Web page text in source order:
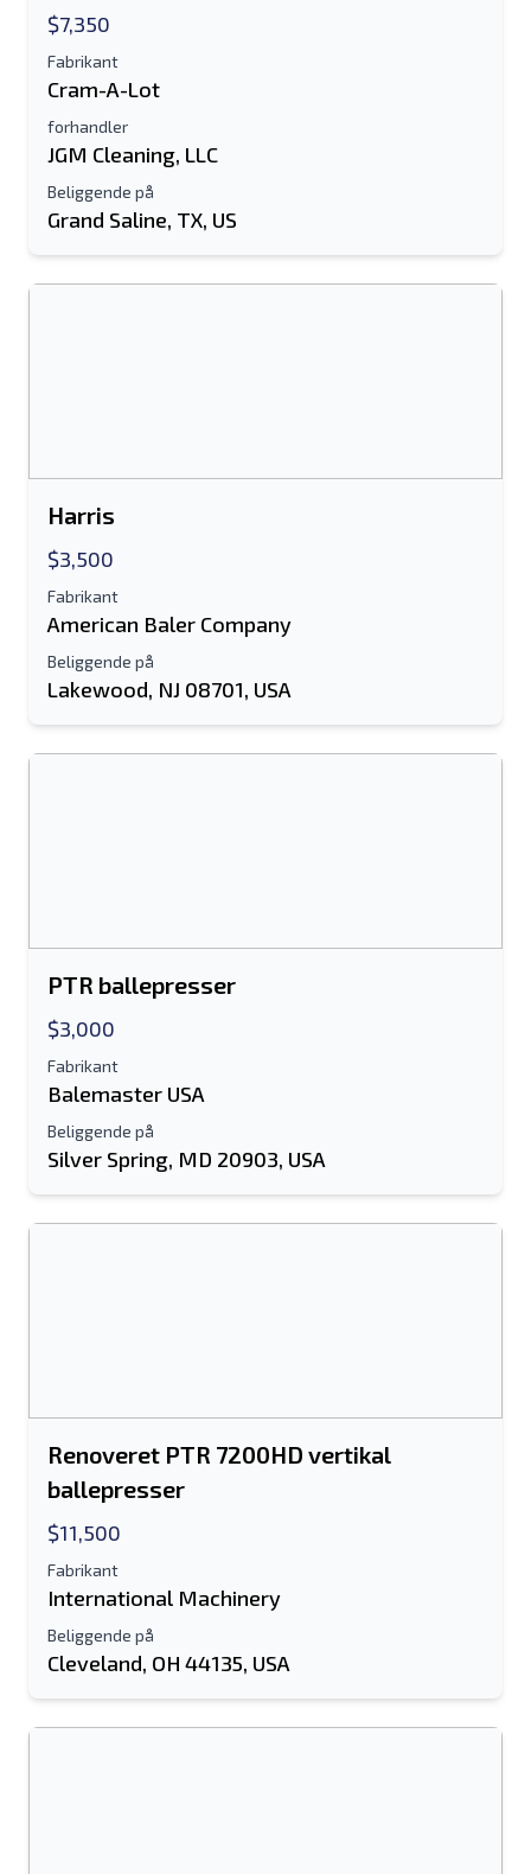
Send a Message
Fulde navn
Email adresse
$7,350
Fabrikant
Cram-A-Lot
forhandler
JGM Cleaning, LLC
Beliggende på
Grand Saline, TX, US
Harris
$3,500
Fabrikant
American Baler Company
Beliggende på
Lakewood, NJ 08701, USA
PTR ballepresser
$3,000
Fabrikant
Balemaster USA
Beliggende på
Silver Spring, MD 20903, USA
Renoveret PTR 7200HD vertikal
ballepresser
$11,500
Fabrikant
International Machinery
Beliggende på
Cleveland, OH 44135, USA
Send fortegnelse til e-mail
Tekstoversigt til mobilenhed